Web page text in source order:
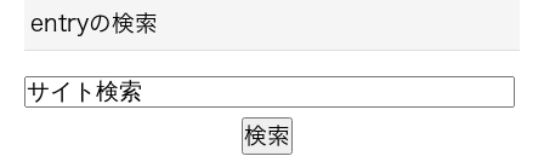
entryの検索